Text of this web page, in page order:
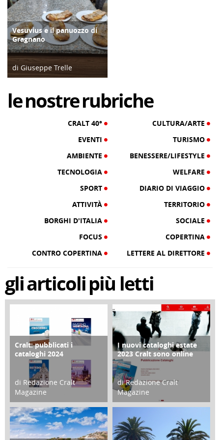
COPERTINA
Vesuvius e il panuozzo di
Gragnano
di Giuseppe Trelle
lenostrerubriche
CRALT 40°
CULTURA/ARTE
EVENTI
TURISMO
AMBIENTE
BENESSERE/LIFESTYLE
TECNOLOGIA
WELFARE
SPORT
DIARIO DI VIAGGIO
ATTIVITÀ
TERRITORIO
BORGHI D'ITALIA
SOCIALE
FOCUS
COPERTINA
CONTRO COPERTINA
LETTERE AL DIRETTORE
gliarticolipiù letti
COPERTINA
Cralt: pubblicati i
cataloghi 2024
di Redazione Cralt
Magazine
21 Novembre 2023
CONTRO COPERTINA
I nuovi cataloghi estate
2023 Cralt sono online
di Redazione Cralt
Magazine
07 Marzo 2023